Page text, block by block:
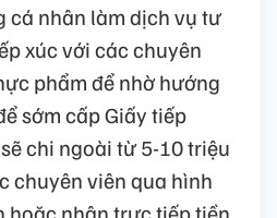
cá nhân làm dịch vụ tư
xúc với các chuyên
phẩm để nhờ hướng
sớm cấp Giấy tiếp
chi ngoài từ 5-10 triệu
chuyên viên qua hình
hoặc nhận trực tiếp tiền